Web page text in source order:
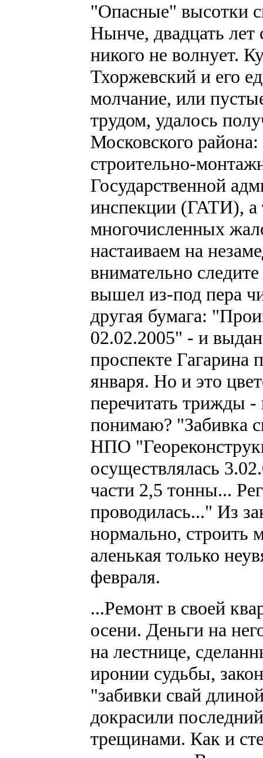
"Опасные" высотки
Нынче, двадцать лет
никого не волнует.
Тхоржевский и его
молчание, или
трудом, удалось
Московского
строительно-
Государственной
инспекции (ГАТИ), а
многочисленных
настаиваем на
внимательно
вышел из-под пера
другая бумага:
02.02.2005" - и
проспекте Гагарина
января. Но и это
перечитать трижды -
понимаю? "Забивка
НПО
осуществлялась
части 2,5 тонны...
проводилась..." Из
нормально, строить
аленькая только
февраля.
...Ремонт в своей
осени. Деньги на
на лестнице,
иронии судьбы,
"забивки свай
докрасили
трещинами. Как и